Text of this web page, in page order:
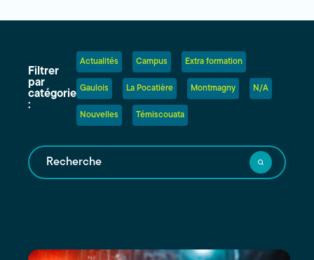
Filtrer
par
catégorie
:
Actualités Campus Extra formation
Gaulois La Pocatière Montmagny N/A
Nouvelles Témiscouata
Recherche
au